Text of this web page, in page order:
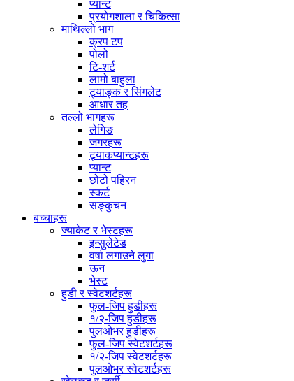
प्यान्ट
प्रयोगशाला र चिकित्सा
माथिल्लो भाग
क्रप टप
पोलो
टि-शर्ट
लामो बाहुला
ट्याङ्क र सिंगलेट
आधार तह
तल्लो भागहरू
लेगिङ
जगरहरू
ट्र्याकप्यान्टहरू
प्यान्ट
छोटो पहिरन
स्कर्ट
सङ्कुचन
बच्चाहरू
ज्याकेट र भेस्टहरू
इन्सुलेटेड
वर्षा लगाउने लुगा
ऊन
भेस्ट
हुडी र स्वेटशर्टहरू
फुल-जिप हुडीहरू
१/२-जिप हुडीहरू
पुलओभर हुडीहरू
फुल-जिप स्वेटशर्टहरू
१/२-जिप स्वेटशर्टहरू
पुलओभर स्वेटशर्टहरू